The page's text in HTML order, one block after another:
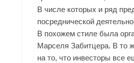
В числе которых и ряд
посреднической
В похожем стиле была
Марселя Забитцера. В то
на то, что инвесторы все